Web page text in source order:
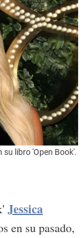
su libro 'Open Book'.
Jessica
en su pasado,